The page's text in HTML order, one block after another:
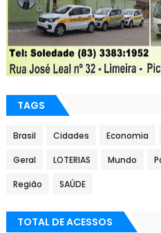
TAGS
Brasil Cidades Economia
Geral LOTERIAS Mundo
Região SAÚDE
TOTAL DE ACESSOS